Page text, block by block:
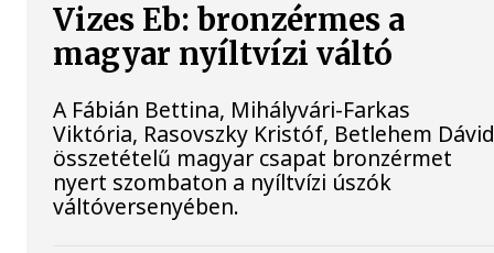
Vizes Eb: bronzérmes a
magyar nyíltvízi váltó
A Fábián Bettina, Mihályvári-Farkas
Viktória, Rasovszky Kristóf, Betlehem
összetételű magyar csapat bronzérmet
nyert szombaton a nyíltvízi úszók
váltóversenyében.